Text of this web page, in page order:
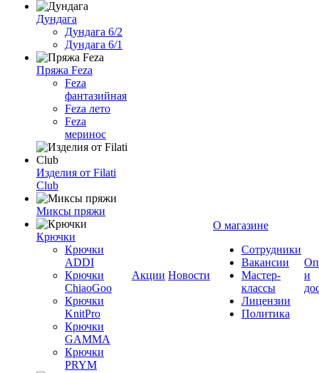
Дундага
Дундага 6/2
Дундага 6/1
Пряжа Feza
Feza
фантазийная
Feza лето
Feza
меринос
Изделия от Filati
Club
Миксы пряжи
Крючки
Крючки
ADDI
Крючки
ChiaoGoo
Крючки
KnitPro
Крючки
GAMMA
Крючки
PRYM
Акции Новости
О магазине
Сотрудники
Вакансии
Мастер-
классы
Лицензии
Политика
и